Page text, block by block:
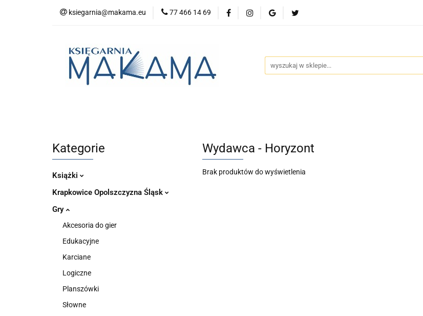
ksiegarnia@makama.eu 77 466 14 69
Kategorie Nowości Bestsellery
Kategorie
Książki
Krapkowice Opolszczyzna Śląsk
Gry
Akcesoria do gier
Edukacyjne
Karciane
Logiczne
Planszówki
Słowne
Wydawca - Horyzont
Brak produktów do wyświetlenia